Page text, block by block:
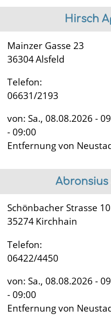
Hirsch
Mainzer Gasse 23
36304Alsfeld
Telefon:
06631/2193
von: Sa., 08.08.2026 -
- 09:00
Entfernung von
Abronsius
Schönbacher Strasse
35274Kirchhain
Telefon:
06422/4450
von: Sa., 08.08.2026 -
- 09:00
Entfernung von